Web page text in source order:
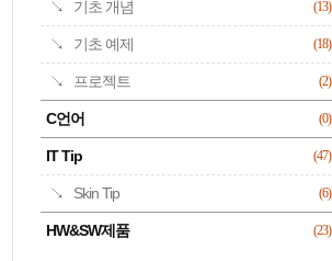
기초 개념 (13)
기초 예제 (18)
프로젝트 (2)
C언어 (0)
IT Tip (47)
Skin Tip (6)
HW&SW제품 (23)